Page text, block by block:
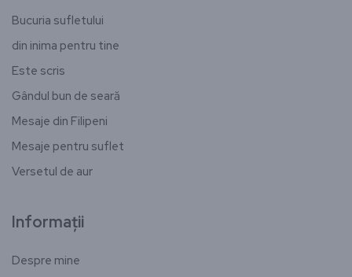
Bucuria sufletului
din inima pentru tine
Este scris
Gândul bun de seară
Mesaje din Filipeni
Mesaje pentru suflet
Versetul de aur
Informații
Despre mine